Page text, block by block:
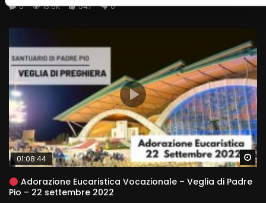
0
13.6K 547 0
01:08:44
Adorazione Eucaristica Vocazionale – Veglia di Padre
Pio – 22 settembre 2022